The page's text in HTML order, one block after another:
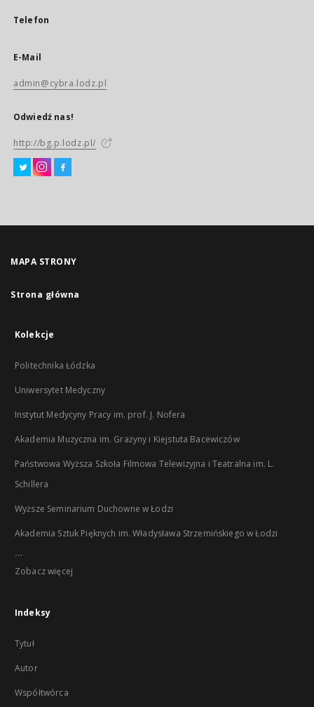
Telefon
E-Mail
admin@cybra.lodz.pl
Odwiedź nas!
http://bg.p.lodz.pl/
MAPA STRONY
Strona główna
Kolekcje
Politechnika Łódzka
Uniwersytet Medyczny
Instytut Medycyny Pracy im. prof. J. Nofera
Akademia Muzyczna im. Grażyny i Kiejstuta Bacewiczów
Państwowa Wyższa Szkoła Filmowa Telewizyjna i Teatralna im. L.
Schillera
Wyższe Seminarium Duchowne w Łodzi
Akademia Sztuk Pięknych im. Władysława Strzemińskiego w Łodzi
...
Zobacz więcej
Indeksy
Tytuł
Autor
Współtwórca